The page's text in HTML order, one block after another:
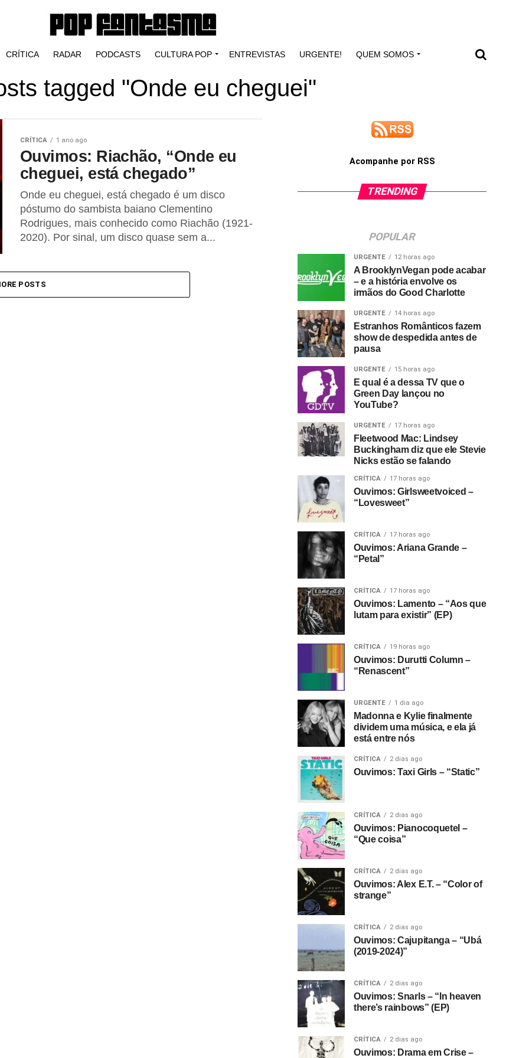
CRÍTICA RADAR PODCASTS CULTURA POP ENTREVISTAS URGENTE! QUEM SOMOS
tagged "Onde eu cheguei"
CRÍTICA 1 ano ago
Ouvimos: Riachão, “Onde eu
cheguei, está chegado”
Onde eu cheguei, está chegado é um disco
póstumo do sambista baiano Clementino
Rodrigues, mais conhecido como Riachão (1921-
2020). Por sinal, um disco quase sem a...
POSTS
Acompanhe por RSS
TRENDING
POPULAR
URGENTE 12 horas ago
A BrooklynVegan pode acabar
– e a história envolve os
irmãos do Good Charlotte
URGENTE 14 horas ago
Estranhos Românticos fazem
show de despedida antes de
pausa
URGENTE 15 horas ago
E qual é a dessa TV que o
Green Day lançou no
YouTube?
URGENTE 17 horas ago
Fleetwood Mac: Lindsey
Buckingham diz que ele Stevie
Nicks estão se falando
CRÍTICA 17 horas ago
Ouvimos: Girlsweetvoiced –
“Lovesweet”
CRÍTICA 17 horas ago
Ouvimos: Ariana Grande –
“Petal”
CRÍTICA 17 horas ago
Ouvimos: Lamento – “Aos que
lutam para existir” (EP)
CRÍTICA 19 horas ago
Ouvimos: Durutti Column –
“Renascent”
URGENTE 1 dia ago
Madonna e Kylie finalmente
dividem uma música, e ela já
está entre nós
CRÍTICA 2 dias ago
Ouvimos: Taxi Girls – “Static”
CRÍTICA 2 dias ago
Ouvimos: Pianocoquetel –
“Que coisa”
CRÍTICA 2 dias ago
Ouvimos: Alex E.T. – “Color of
strange”
CRÍTICA 2 dias ago
Ouvimos: Cajupitanga – “Ubá
(2019-2024)”
CRÍTICA 2 dias ago
Ouvimos: Snarls – “In heaven
there’s rainbows” (EP)
CRÍTICA 2 dias ago
Ouvimos: Drama em Crise –